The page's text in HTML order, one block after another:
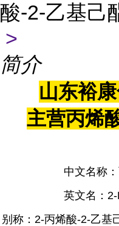
酸-2-乙基己
>
简介
山东裕
主营丙烯
中文名称 ：
英文名 ：
别称 ： 2-丙烯酸-2-乙基